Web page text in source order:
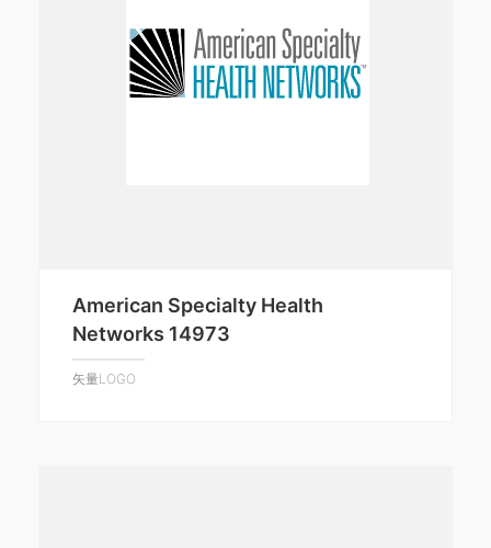
American Specialty Health
Networks 14973
矢量LOGO